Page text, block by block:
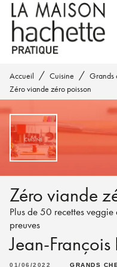
MENU RECHERCHE
PIED DE PAGE
Accueil / Cuisine / Grands
Zéro viande zéro poisson
Zéro viande
Plus de 50 recettes
preuves
Jean-François
01/06/2022 GRANDS